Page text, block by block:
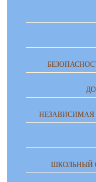
НЕЗАВИСИМАЯ
ШКОЛЬНЫЙ